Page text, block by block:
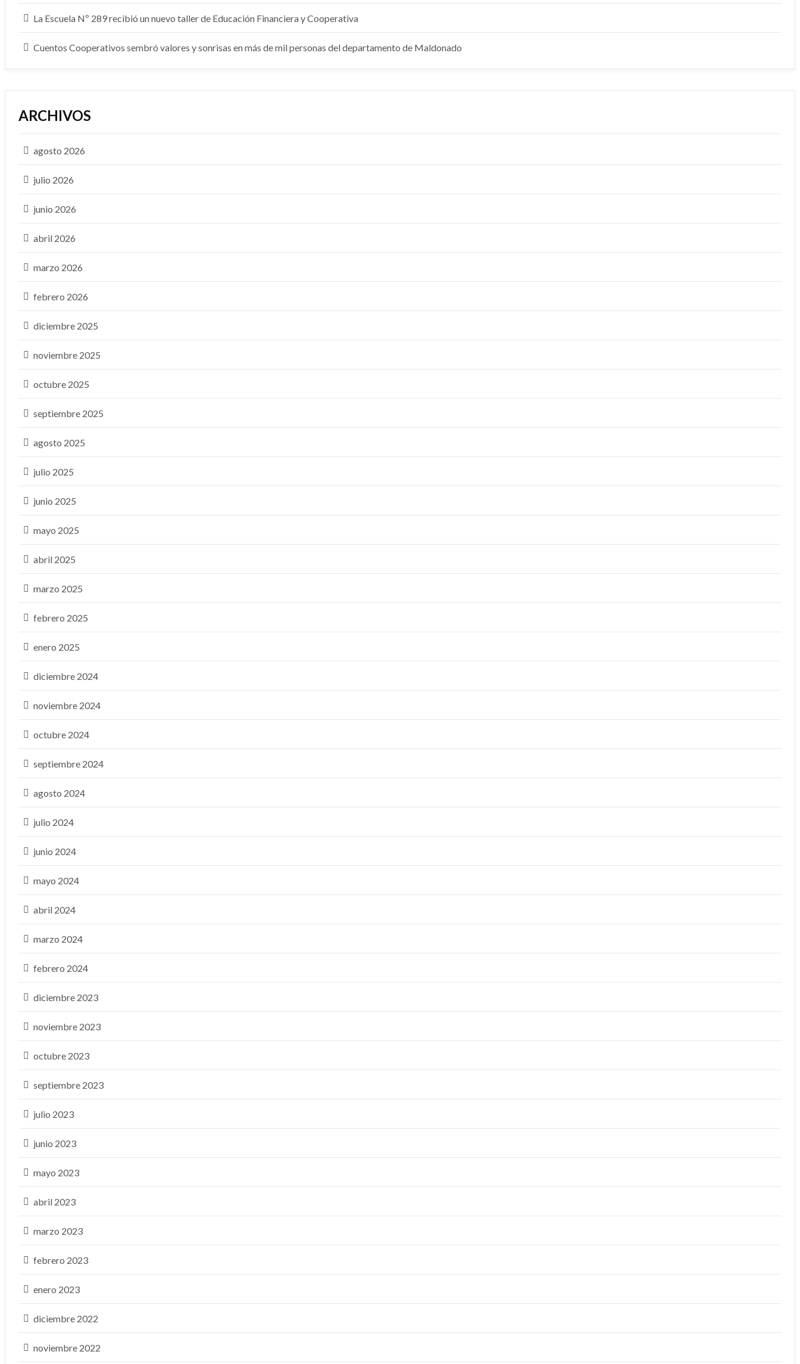
La Escuela Nº 289 recibió un nuevo taller de Educación Financiera y Cooperativa
Cuentos Cooperativos sembró valores y sonrisas en más de mil personas del departamento de Maldonado
ARCHIVOS
agosto 2026
julio 2026
junio 2026
abril 2026
marzo 2026
febrero 2026
diciembre 2025
noviembre 2025
octubre 2025
septiembre 2025
agosto 2025
julio 2025
junio 2025
mayo 2025
abril 2025
marzo 2025
febrero 2025
enero 2025
diciembre 2024
noviembre 2024
octubre 2024
septiembre 2024
agosto 2024
julio 2024
junio 2024
mayo 2024
abril 2024
marzo 2024
febrero 2024
diciembre 2023
noviembre 2023
octubre 2023
septiembre 2023
julio 2023
junio 2023
mayo 2023
abril 2023
marzo 2023
febrero 2023
enero 2023
diciembre 2022
noviembre 2022